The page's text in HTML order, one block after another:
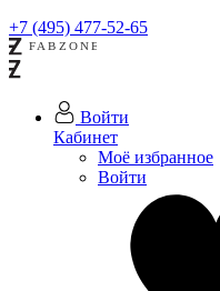
+7 (495) 477-52-65
Войти
Кабинет
Моё избранное
Войти